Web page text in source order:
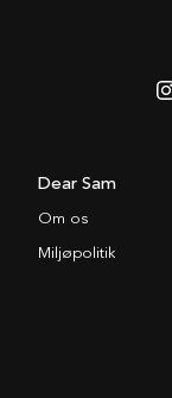
Dear Sam
Om os
Miljøpolitik